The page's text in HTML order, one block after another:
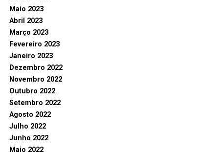
Maio 2023
Abril 2023
Março 2023
Fevereiro 2023
Janeiro 2023
Dezembro 2022
Novembro 2022
Outubro 2022
Setembro 2022
Agosto 2022
Julho 2022
Junho 2022
Maio 2022